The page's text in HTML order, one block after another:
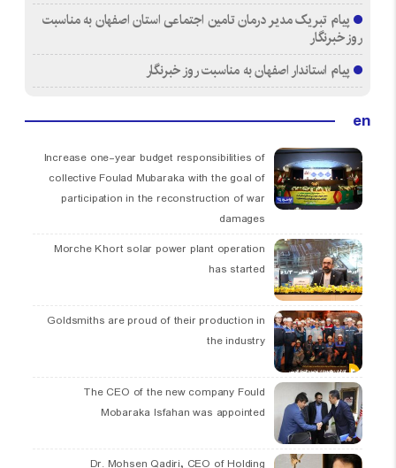
پیام تبریک مدیر درمان تامین اجتماعی استان اصفهان به مناسبت
روز خبرنگار
پیام استاندار اصفهان به مناسبت روز خبرنگار
en
Increase one-year budget responsibilities of
collective Foulad Mubaraka with the goal of
participation in the reconstruction of war
damages
Morche Khort solar power plant operation
has started
Goldsmiths are proud of their production in
the industry
The CEO of the new company Fould
Mobaraka Isfahan was appointed
Dr. Mohsen Qadiri, CEO of Holding